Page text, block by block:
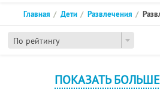
По рейтингу
Главная Дети Развлечения
ПОКАЗАТЬ